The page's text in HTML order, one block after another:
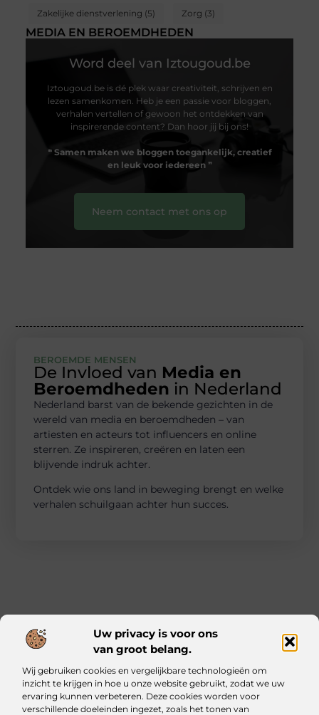
Uw privacy is voor ons
van groot belang.
Wij gebruiken cookies en vergelijkbare technologieën om
inzicht te krijgen in hoe u onze website gebruikt, zodat we uw
ervaring kunnen verbeteren. Deze cookies worden voor
verschillende doeleinden ingezet, zoals het tonen van
Zakelijke dienstverlening (5) Zorg (3)
MEDIA EN BEROEMDHEDEN
Word deel van Iztougoud.be
Iztougoud.be is dé plek waar creativiteit, schrijven en
lezen samenkomen. Heb je een passie voor bloggen,
verhalen vertellen of gewoon het ontdekken van
inspirerende content? Dan hoor jij bij ons!
❝ Samen maken we bloggen toegankelijk, creatief
en leuk voor iedereen❞
Neem contact met ons op
BEROEMDE MENSEN
De Invloed van Media en
Beroemdheden in Nederland
Nederland barst van de bekende gezichten in de
wereld van media en beroemdheden – van
artiesten en acteurs tot influencers en online
sterren. Ze inspireren, creëren en laten een
blijvende indruk achter.
Ontdek wie ons land in beweging brengt en welke
verhalen schuilgaan achter hun succes.
Main Links